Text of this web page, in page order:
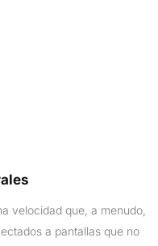
velocidad que, a menudo,
a pantallas que no